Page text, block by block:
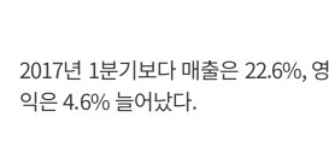
2017년 1분기보다 매출은 22.6%,
익은 4.6% 늘어났다.